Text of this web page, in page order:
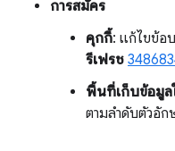
การสมัคร
คุกกี้: แก้ไขข้อ
รีเฟรช
พื้นที่เก็บข้อมูล
ตามลำดับตัวอัก